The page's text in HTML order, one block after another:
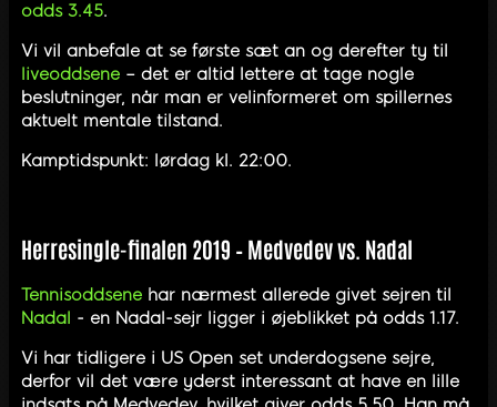
odds 3.45.
Vi vil anbefale at se første sæt an og derefter ty til
liveoddsene – det er altid lettere at tage nogle
beslutninger, når man er velinformeret om spillernes
aktuelt mentale tilstand.
Kamptidspunkt: lørdag kl. 22:00.
Herresingle-finalen 2019 – Medvedev vs. Nadal
Tennisoddsene har nærmest allerede givet sejren til
Nadal - en Nadal-sejr ligger i øjeblikket på odds 1.17.
Vi har tidligere i US Open set underdogsene sejre,
derfor vil det være yderst interessant at have en lille